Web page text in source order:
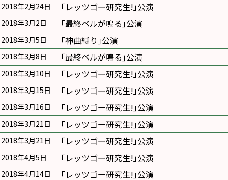
2018年2月24日 ｢レッツゴー研究生!｣公演
2018年3月2日 ｢最終ベルが鳴る｣公演
2018年3月5日 ｢神曲縛り｣公演
2018年3月8日 ｢最終ベルが鳴る｣公演
2018年3月10日 ｢レッツゴー研究生!｣公演
2018年3月15日 ｢レッツゴー研究生!｣公演
2018年3月16日 ｢レッツゴー研究生!｣公演
2018年3月21日 ｢レッツゴー研究生!｣公演
2018年3月21日 ｢レッツゴー研究生!｣公演
2018年4月5日 ｢レッツゴー研究生!｣公演
2018年4月14日 ｢レッツゴー研究生!｣公演